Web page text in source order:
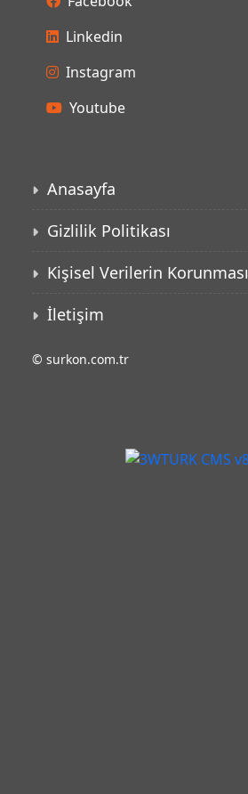
Linkedin
Instagram
Youtube
Anasayfa
Gizlilik Politikası
Kişisel Verilerin Korunması
İletişim
© surkon.com.tr